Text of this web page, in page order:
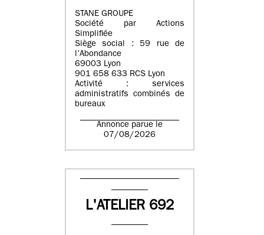
STANE GROUPE
Société par Actions
Simplifiée
Siège social : 59 rue de
l’Abondance
69003 Lyon
901 658 633 RCS Lyon
Activité : services
administratifs combinés de
bureaux
Annonce parue le
07/08/2026
L'ATELIER 692